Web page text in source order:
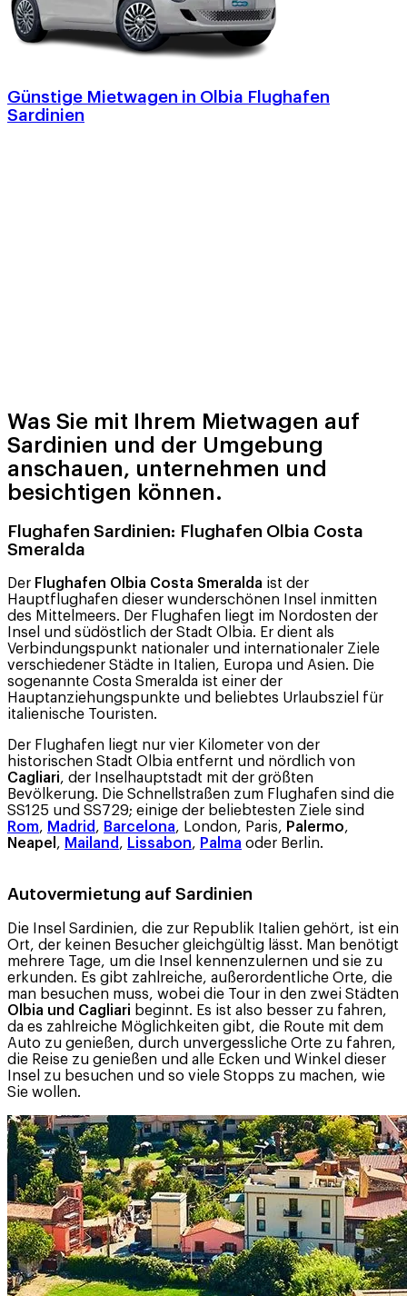
Günstige Mietwagen in Olbia Flughafen
Sardinien
Was Sie mit Ihrem Mietwagen auf
Sardinien und der Umgebung
anschauen, unternehmen und
besichtigen können.
Flughafen Sardinien: Flughafen Olbia Costa
Smeralda
Der Flughafen Olbia Costa Smeralda ist der
Hauptflughafen dieser wunderschönen Insel inmitten
des Mittelmeers. Der Flughafen liegt im Nordosten der
Insel und südöstlich der Stadt Olbia. Er dient als
Verbindungspunkt nationaler und internationaler Ziele
verschiedener Städte in Italien, Europa und Asien. Die
sogenannte Costa Smeralda ist einer der
Hauptanziehungspunkte und beliebtes Urlaubsziel für
italienische Touristen.
Der Flughafen liegt nur vier Kilometer von der
historischen Stadt Olbia entfernt und nördlich von
Cagliari, der Inselhauptstadt mit der größten
Bevölkerung. Die Schnellstraßen zum Flughafen sind die
SS125 und SS729; einige der beliebtesten Ziele sind
Rom, Madrid , Barcelona, ​​London, Paris, Palermo,
Neapel , Mailand , Lissabon, Palma oder Berlin.
Autovermietung auf Sardinien
Die Insel Sardinien, die zur Republik Italien gehört, ist ein
Ort, der keinen Besucher gleichgültig lässt. Man benötigt
mehrere Tage, um die Insel kennenzulernen und sie zu
erkunden. Es gibt zahlreiche, außerordentliche Orte, die
man besuchen muss, wobei die Tour in den zwei Städten
Olbia und Cagliari beginnt. Es ist also besser zu fahren,
da es zahlreiche Möglichkeiten gibt, die Route mit dem
Auto zu genießen, durch unvergessliche Orte zu fahren,
die Reise zu genießen und alle Ecken und Winkel dieser
Insel zu besuchen und so viele Stopps zu machen, wie
Sie wollen.